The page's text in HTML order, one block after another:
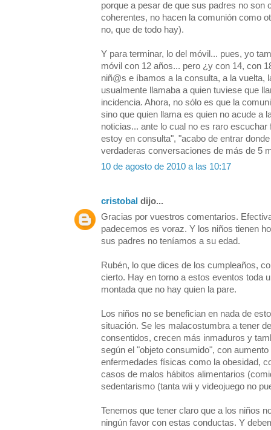
porque a pesar de que sus padres no son
coherentes, no hacen la comunión como
no, que de todo hay).
Y para terminar, lo del móvil... pues, yo
móvil con 12 años... pero ¿y con 14, con
niñ@s e íbamos a la consulta, a la vuelta,
usualmente llamaba a quien tuviese que
incidencia. Ahora, no sólo es que la
sino que quien llama es quien no acude a
noticias... ante lo cual no es raro
estoy en consulta", "acabo de entrar
verdaderas conversaciones de más de 5
10 de agosto de 2010 a las 10:17
cristobal dijo...
Gracias por vuestros comentarios.
padecemos es voraz. Y los niños tienen
sus padres no teníamos a su edad.
Rubén, lo que dices de los cumpleaños,
cierto. Hay en torno a estos eventos toda
montada que no hay quien la pare.
Los niños no se benefician en nada de
situación. Se les malacostumbra a tener
consentidos, crecen más inmaduros y
según el "objeto consumido", con
enfermedades físicas como la obesidad,
casos de malos hábitos alimentarios
sedentarismo (tanta wii y videojuego no
Tenemos que tener claro que a los niños
ningún favor con estas conductas. Y